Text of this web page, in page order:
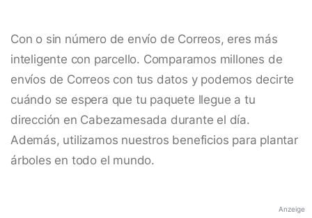
Con o sin número de envío de Correos, eres más
inteligente con parcello. Comparamos millones de
envíos de Correos con tus datos y podemos decirte
cuándo se espera que tu paquete llegue a tu
dirección en Cabezamesada durante el día.
Además, utilizamos nuestros beneficios para plantar
árboles en todo el mundo.
Anzeige